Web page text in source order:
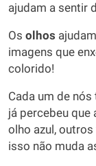
ajudam a sentir
Os olhos
imagens que
colorido!
Cada um de
já percebeu
olho azul,
isso não muda